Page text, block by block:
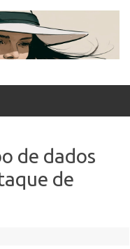
de dados
de